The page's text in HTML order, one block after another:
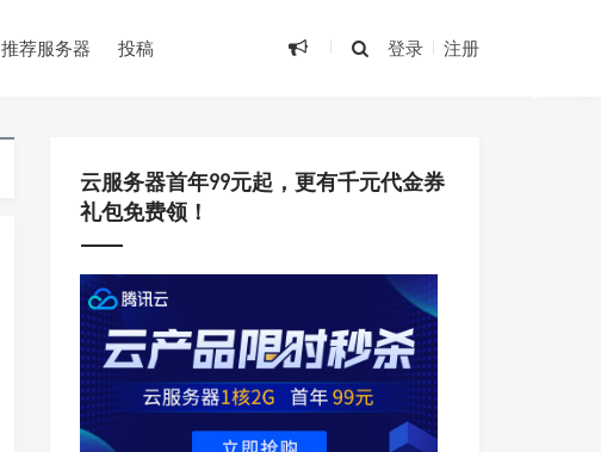
推荐服务器 投稿 登录 注册
云服务器首年99元起，更有千元代金券
礼包免费领！